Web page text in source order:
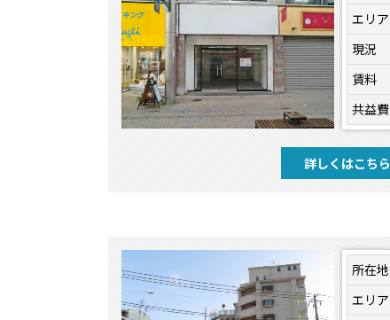
エリア
現況
賃料
共益費
詳しくはこちら
所在地
エリア